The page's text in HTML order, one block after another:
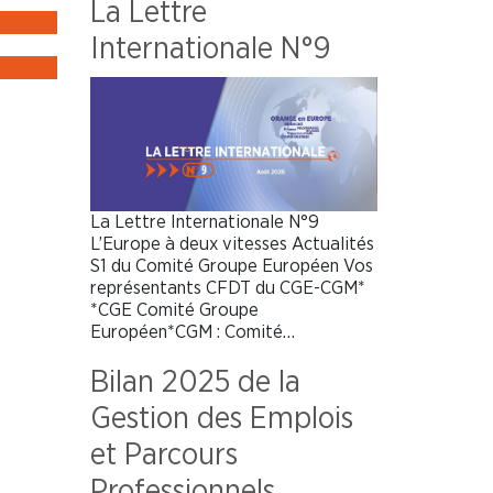
La Lettre
Internationale N°9
La Lettre Internationale N°9
L’Europe à deux vitesses Actualités
S1 du Comité Groupe Européen Vos
représentants CFDT du CGE-CGM*
*CGE Comité Groupe
Européen*CGM : Comité…
Bilan 2025 de la
Gestion des Emplois
et Parcours